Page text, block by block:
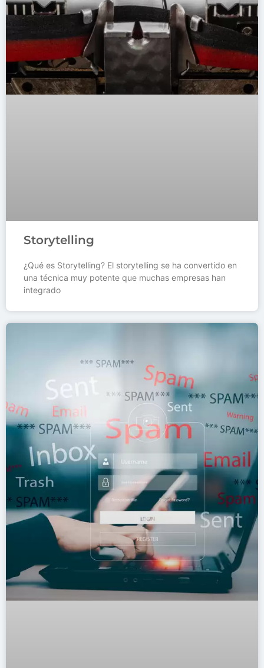
Storytelling
¿Qué es Storytelling? El storytelling se ha convertido en
una técnica muy potente que muchas empresas han
integrado